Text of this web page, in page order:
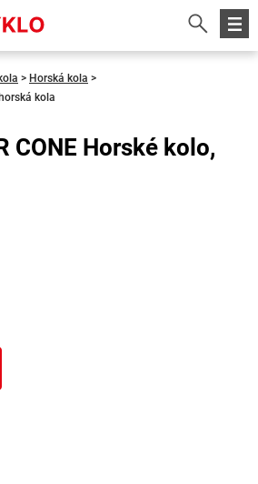
> Horská kola >
kola
CONE Horské kolo,